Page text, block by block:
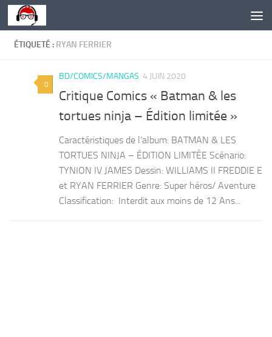
Skip to content
ÉTIQUETÉ : RYAN FERRIER
0
BD/COMICS/MANGAS 4 JUIN 2020
Critique Comics « Batman & les
tortues ninja – Édition limitée »
Caractéristiques de l’album: BATMAN & LES
TORTUES NINJA – ÉDITION LIMITÉE Scénario:
TYNION IV JAMES Dessin: WILLIAMS II FREDDIE E
et RYAN FERRIER Genre: Super héros/ Aventure
Classification: Interdit aux moins de 12 Ans...